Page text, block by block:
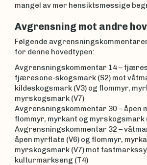
mangel av mer hensiktsmessige
Avgrensning mot andre
Følgende
for denne hovedtypen:
Avgrensningskommentar 14 –
fjæresone-skogsmark (S2) mot
kildeskogsmark (V3) og flommyr,
myrskogsmark (V7)
Avgrensningskommentar 30 – åpen
flommyr, myrkant og myrskogsmark
Avgrensningskommentar 32 –
åpen myrflate (V6) og flommyr,
myrskogsmark (V7) mot
kulturmarkseng (T4)